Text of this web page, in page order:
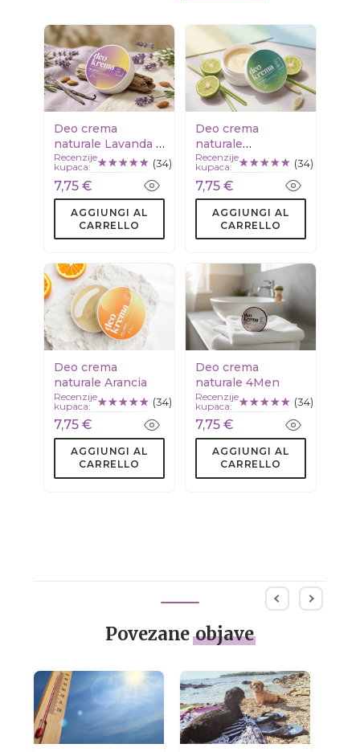
Deo crema
naturale Lavanda /
Vaniglia
Recenzije
kupaca:
(34)
7,75 €
AGGIUNGI AL
CARRELLO
Deo crema
naturale
Bergamotto /
Citronella
Recenzije
kupaca:
(34)
7,75 €
AGGIUNGI AL
CARRELLO
Deo crema
naturale Arancia
Recenzije
kupaca:
(34)
7,75 €
AGGIUNGI AL
CARRELLO
Deo crema
naturale 4Men
Recenzije
kupaca:
(34)
7,75 €
AGGIUNGI AL
CARRELLO
Povezaneobjave